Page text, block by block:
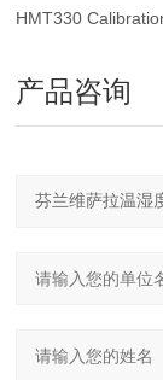
HMT330
产品咨询